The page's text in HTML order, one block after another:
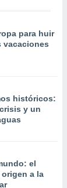
para huir
vacaciones
históricos:
y un
el
a la